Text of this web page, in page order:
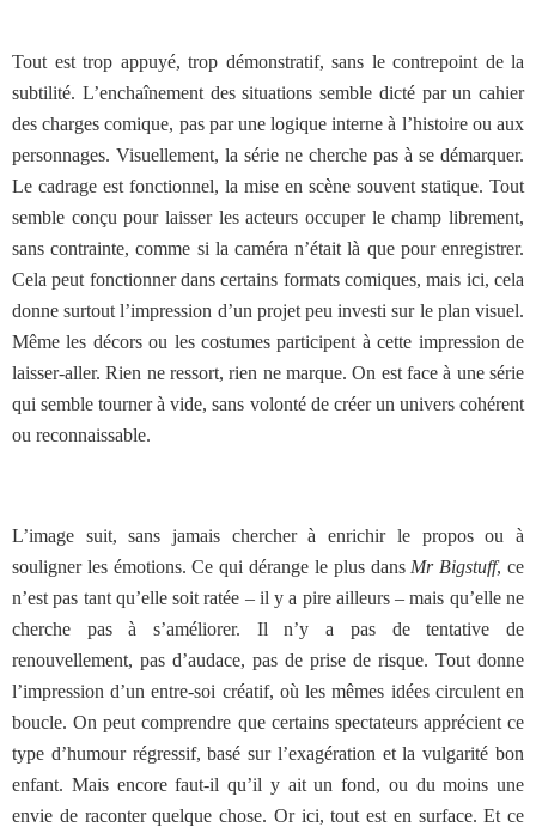
Tout est trop appuyé, trop démonstratif, sans le contrepoint de la
subtilité. L’enchaînement des situations semble dicté par un cahier
des charges comique, pas par une logique interne à l’histoire ou aux
personnages. Visuellement, la série ne cherche pas à se démarquer.
Le cadrage est fonctionnel, la mise en scène souvent statique. Tout
semble conçu pour laisser les acteurs occuper le champ librement,
sans contrainte, comme si la caméra n’était là que pour enregistrer.
Cela peut fonctionner dans certains formats comiques, mais ici, cela
donne surtout l’impression d’un projet peu investi sur le plan visuel.
Même les décors ou les costumes participent à cette impression de
laisser-aller. Rien ne ressort, rien ne marque. On est face à une série
qui semble tourner à vide, sans volonté de créer un univers cohérent
ou reconnaissable.
L’image suit, sans jamais chercher à enrichir le propos ou à
souligner les émotions. Ce qui dérange le plus dans Mr Bigstuff, ce
n’est pas tant qu’elle soit ratée – il y a pire ailleurs – mais qu’elle ne
cherche pas à s’améliorer. Il n’y a pas de tentative de
renouvellement, pas d’audace, pas de prise de risque. Tout donne
l’impression d’un entre-soi créatif, où les mêmes idées circulent en
boucle. On peut comprendre que certains spectateurs apprécient ce
type d’humour régressif, basé sur l’exagération et la vulgarité bon
enfant. Mais encore faut-il qu’il y ait un fond, ou du moins une
envie de raconter quelque chose. Or ici, tout est en surface. Et ce